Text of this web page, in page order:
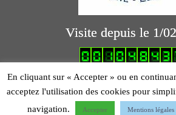
Visite depuis le 1/
Mentions légales
En cliquant sur « Accepter » ou en
acceptez l'utilisation des cookies pour
navigation.
Accepter Mentions légales